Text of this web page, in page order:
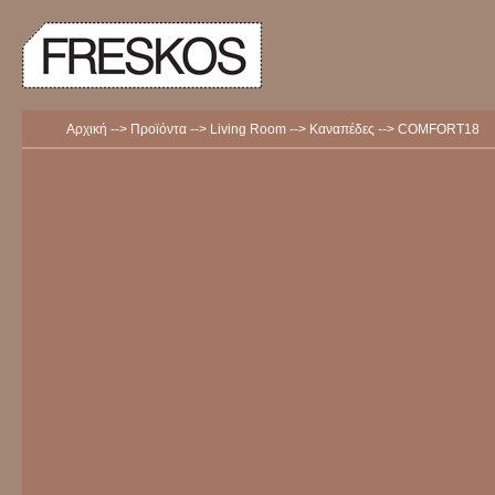
content
Αρχική --> Προϊόντα --> Living Room --> Καναπέδες --> COMFORT18